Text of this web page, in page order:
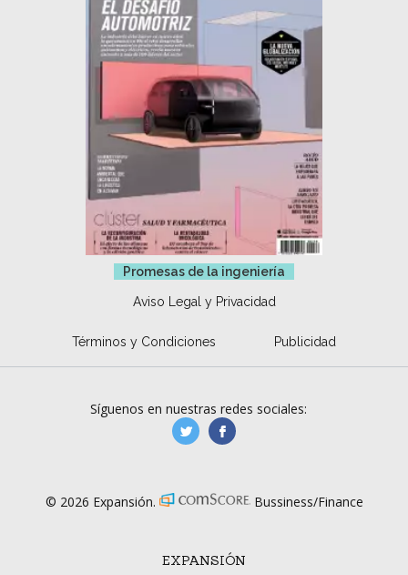
Promesas de la ingeniería
Aviso Legal y Privacidad
Términos y Condiciones Publicidad
EXPANSIÓN
Síguenos en nuestras redes sociales:
manufacturaGE
© 2026 Expansión. Bussiness/Finance